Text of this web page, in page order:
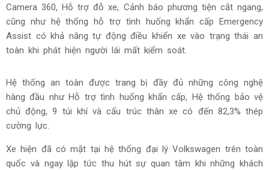
hỗ trợ người lái tiên tiến như Kiểm soát hành trình thích ứng,
Phanh khẩn cấp AEB, Hỗ trợ giữ làn, Hỗ trợ chuyển làn,